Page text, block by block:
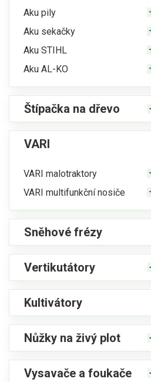
Aku pily
Aku sekačky
Aku STIHL
Aku AL-KO
Štípačka na dřevo
VARI
VARI malotraktory
VARI multifunkční nosiče
Sněhové frézy
Vertikutátory
Kultivátory
Nůžky na živý plot
Vysavače a foukače